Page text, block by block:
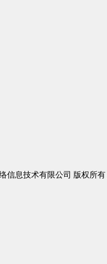
信息技术有限公司 版权所有